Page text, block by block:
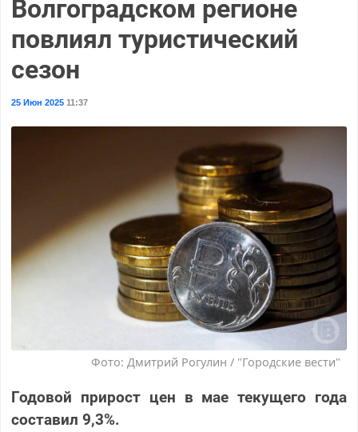
Волгоградском регионе
повлиял туристический
сезон
25 Июн 202511:37
Фото: Дмитрий Рогулин / "Городские вести"
Годовой прирост цен в мае текущего года
составил 9,3%.